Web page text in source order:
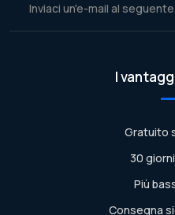
Inviaci un'e-mail al
I
Gratuito
30
Più
Consegna